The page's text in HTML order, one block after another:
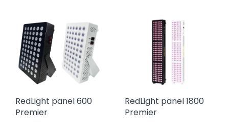
RedLight panel 600
Premier
RedLight panel 1800
Premier